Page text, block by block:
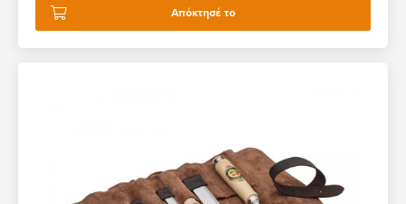
Απόκτησέ το